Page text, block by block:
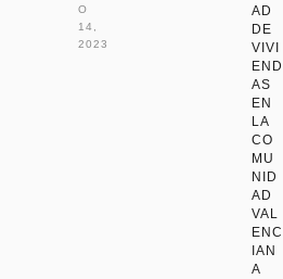
O
14,
2023
AD
DE
VIVI
END
AS
EN
LA
CO
MU
NID
AD
VAL
ENC
IAN
A